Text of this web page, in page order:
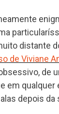
distante
de Viviane
de
em
depois da